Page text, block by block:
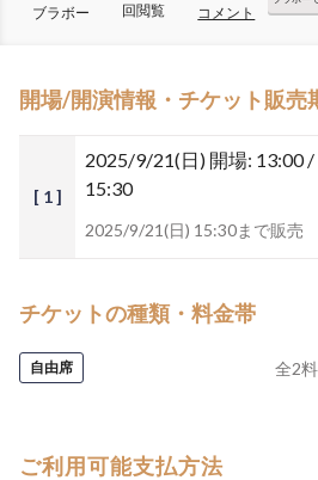
ブラボー 回閲覧 コメント
開場/開演情報・チケット販売
[ 1 ]
2025/9/21(日) 開場: 13:00
15:30
2025/9/21(日) 15:30まで販売
チケットの種類・料金帯
自由席 全2
ご利用可能支払方法